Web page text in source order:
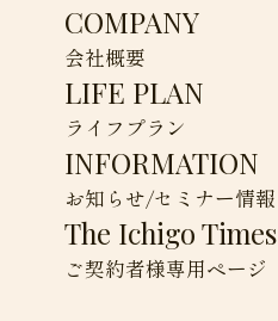
COMPANY
会社概要
LIFE PLAN
ライフプラン
INFORMATION
お知らせ/セミナー情報
The Ichigo Times
ご契約者様専用ページ